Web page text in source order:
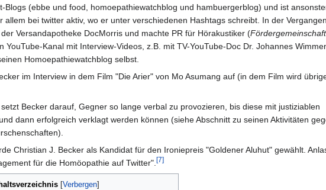
Blogs (ebbe und food, homoepathiewatchblog und hambuergerblog) und ist
allem bei twitter aktiv, wo er unter verschiedenen Hashtags schreibt. In der
Versandapotheke DocMorris und machte PR für Hörakustiker (
YouTube-Kanal mit Interview-Videos, z.B. mit TV-YouTube-Doc Dr. Johannes
Homoepathiewatchblog selbst.
im Interview in dem Film "Die Arier" von Mo Asumang auf (in dem Film wird
Becker darauf, Gegner so lange verbal zu provozieren, bis diese mit justiziablen
dann erfolgreich verklagt werden können (siehe Abschnitt zu seinen Aktivitäten
Christian J. Becker als Kandidat für den Ironiepreis "Goldener Aluhut" gewählt.
für die Homöopathie auf Twitter".[7]